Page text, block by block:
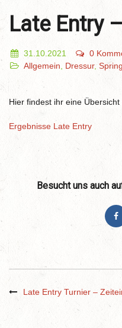
Late Entry
31.10.2021
0
Allgemein
Dressur,
Hier findest ihr eine
Ergebnisse Late Entry
Besucht uns auch
Late Entry Turnier –